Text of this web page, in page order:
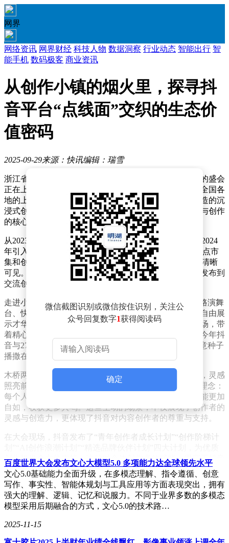
网界
网络资讯 网界财经 科技人物 数据洞察 行业动态 智能出行 智
能手机 数码极客 商业资讯
从创作小镇的烟火里，探寻抖
音平台“点线面”交织的生态价
值密码
2025-09-29来源：快讯编辑：瑞雪
浙江省嘉兴海宁市盐官潮乐之城，一场属于内容创作者的盛会
正在上演。2025抖音创作者大会在这里拉开帷幕，来自全国各
地的上万名创作者齐聚一堂，共同见证这座专为他们打造的沉
浸式创作小镇的诞生。三天时间里，小镇不仅成为交流与创作
的核心场所，更成为灵感迸发的舞台。
从2023年首次提出“线上生态线下感受场”的1.0版本，到2024
年引入创作者共创机制的2.0版本，再到今年新增全年热点市
集和创作者畅演舞台的3.0版本，“创作小镇”的进化轨迹清晰
可见。这不仅是空间形态的升级，更是抖音平台从内容发布到
交流创作，最终迈向生态共荣的生动写照。
走进小镇，随处可见为创作者量身定制的“创意留白”。路演舞
台、快闪空间、美好奇妙夜等场景，让每个创作者都能自由展
示才华。广场中央的创作者市集上，67位创作者轮番登场，带
着精心准备的灵感内容与观众互动。更令人瞩目的是，今年抖
音与27位创作者共同打造了10处“灵感共建装置”，将创意种子
播撒在小镇的每个角落。
木桥两侧，星星与花朵点缀其间，寓意创作者如蝶逐光，灵感
照亮前行之路。名为“花开一席”的装置则传递着这样的理念：
每个人的灵感花园都独一无二，只有从心出发，创作才能更加
自如，收获更多共鸣。这些生动的场景，不仅展现了创作者的
灵感与创造力，更体现了抖音对内容创作者的尊重与支持。
在大会现场，抖音发布了“青年创作者成长计划”“创作阶梯计
创作提供全方位支持。这种对个体创作者的赋能，贯穿于抖音
的线上线下生态。通过技术支持和流量扶持，抖音致力于让每
个“点”都足够强大，从而构建起生生不息的内容生态。
“交流与共创”是小镇的另一大主题。2场精选开放麦、17位优
质创作者的亲身分享、38场小镇交流会，为创作者搭建起沟通
的桥梁。在这里，非遗技艺与现代创作的融合思路被广泛讨
微信截图识别或微信按住识别，关注公
众号回复数字1获得阅读码
确定
百度世界大会发布文心大模型5.0 多项能力达全球领先水平
文心5.0基础能力全面升级，在多模态理解、指令遵循、创意
写作、事实性、智能体规划与工具应用等方面表现突出，拥有
强大的理解、逻辑、记忆和说服力。不同于业界多数的多模态
模型采用后期融合的方式，文心5.0的技术路…
2025-11-15